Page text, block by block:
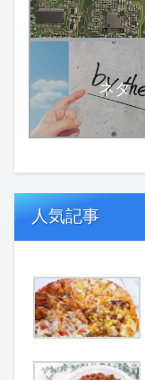
ネタ
人気記事